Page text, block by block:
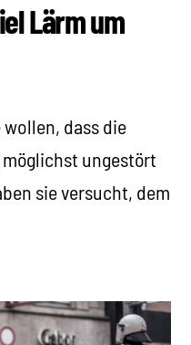
Lärm um
dass die
ungestört
sie versucht, dem